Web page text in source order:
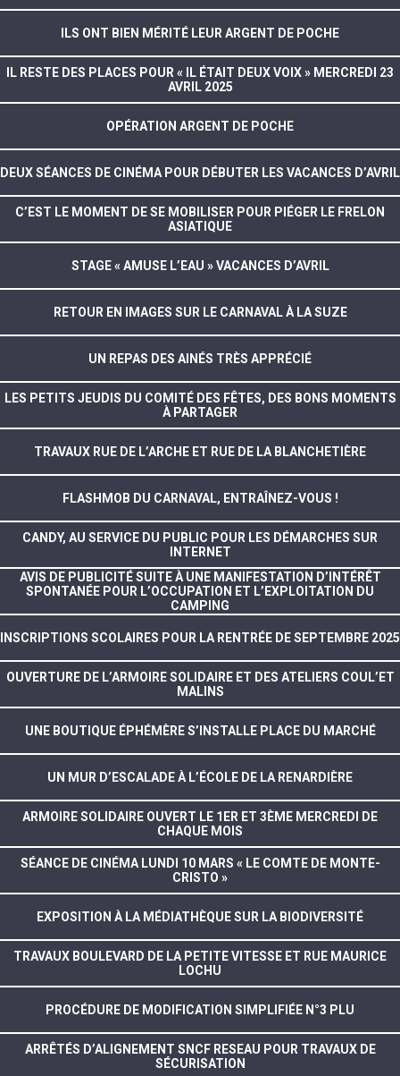
ILS ONT BIEN MÉRITÉ LEUR ARGENT DE POCHE
IL RESTE DES PLACES POUR « IL ÉTAIT DEUX VOIX » MERCREDI 23
AVRIL 2025
OPÉRATION ARGENT DE POCHE
DEUX SÉANCES DE CINÉMA POUR DÉBUTER LES VACANCES D’AVRIL
C’EST LE MOMENT DE SE MOBILISER POUR PIÉGER LE FRELON
ASIATIQUE
STAGE « AMUSE L’EAU » VACANCES D’AVRIL
RETOUR EN IMAGES SUR LE CARNAVAL À LA SUZE
UN REPAS DES AINÉS TRÈS APPRÉCIÉ
LES PETITS JEUDIS DU COMITÉ DES FÊTES, DES BONS MOMENTS
À PARTAGER
TRAVAUX RUE DE L’ARCHE ET RUE DE LA BLANCHETIÈRE
FLASHMOB DU CARNAVAL, ENTRAÎNEZ-VOUS !
CANDY, AU SERVICE DU PUBLIC POUR LES DÉMARCHES SUR
INTERNET
AVIS DE PUBLICITÉ SUITE À UNE MANIFESTATION D’INTÉRÊT
SPONTANÉE POUR L’OCCUPATION ET L’EXPLOITATION DU
CAMPING
INSCRIPTIONS SCOLAIRES POUR LA RENTRÉE DE SEPTEMBRE 2025
OUVERTURE DE L’ARMOIRE SOLIDAIRE ET DES ATELIERS COUL’ET
MALINS
UNE BOUTIQUE ÉPHÉMÈRE S’INSTALLE PLACE DU MARCHÉ
UN MUR D’ESCALADE À L’ÉCOLE DE LA RENARDIÈRE
ARMOIRE SOLIDAIRE OUVERT LE 1ER ET 3ÈME MERCREDI DE
CHAQUE MOIS
SÉANCE DE CINÉMA LUNDI 10 MARS « LE COMTE DE MONTE-
CRISTO »
EXPOSITION À LA MÉDIATHÈQUE SUR LA BIODIVERSITÉ
TRAVAUX BOULEVARD DE LA PETITE VITESSE ET RUE MAURICE
LOCHU
PROCÉDURE DE MODIFICATION SIMPLIFIÉE N°3 PLU
ARRÊTÉS D’ALIGNEMENT SNCF RESEAU POUR TRAVAUX DE
SÉCURISATION